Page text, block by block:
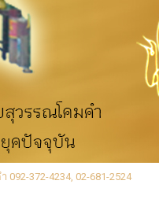
372-4234, 02-681-2524